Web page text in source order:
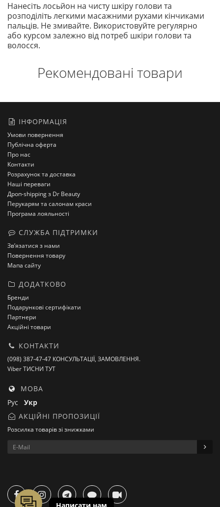
Нанесіть лосьйон на чисту шкіру голови та
розподіліть легкими масажними рухами кінчиками
пальців. Не змивайте. Використовуйте регулярно
або курсом залежно від потреб шкіри голови та
волосся.
Рекомендовані товари
ІНФОРМАЦІЯ
Умови повернення
Публічна оферта
Про нас
Контакти
Розрахунок та доставка
Наші переваги
Дроп-shipping з Dr Beauty
Перукарям та салонам краси
Програма лояльності
СЛУЖБА ПІДТРИМКИ
Зв’язатися з нами
Повернення товару
Мапа сайту
ДОДАТКОВО
Бренди
Подарункові сертифікати
Партнери
Акційні товари
КОНТАКТИ
(098) 387-47-47 КОНСУЛЬТАЦІЇ, ЗАМОВЛЕННЯ.
Viber ТИСНИ ТУТ
МОВА
Рус Укр
АКЦІЙНІ ПРОПОЗИЦІЇ
Розсилка товарів зі знижками